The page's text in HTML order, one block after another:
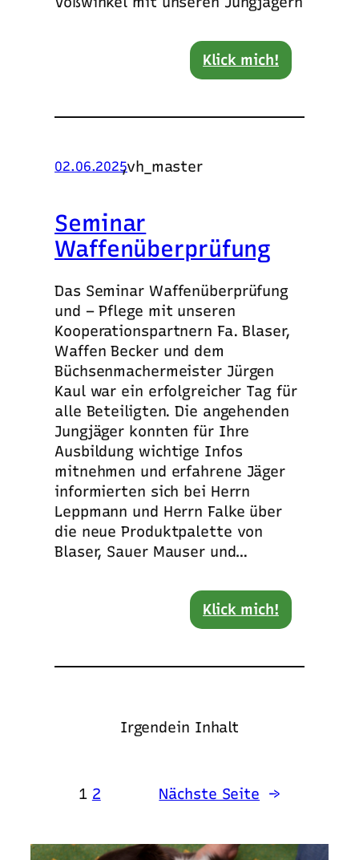
Klick mich!
02.06.2025
,vh_master
Seminar
Waffenüberprüfung
Das Seminar Waffenüberprüfung
und – Pflege mit unseren
Kooperationspartnern Fa. Blaser,
Waffen Becker und dem
Büchsenmachermeister Jürgen
Kaul war ein erfolgreicher Tag für
alle Beteiligten. Die angehenden
Jungjäger konnten für Ihre
Ausbildung wichtige Infos
mitnehmen und erfahrene Jäger
informierten sich bei Herrn
Leppmann und Herrn Falke über
die neue Produktpalette von
Blaser, Sauer Mauser und…
Klick mich!
Irgendein Inhalt
1 2 Nächste Seite →